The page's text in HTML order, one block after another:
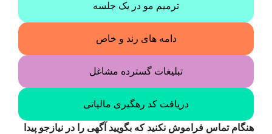
ترمیم مو در یک جلسه
دامه های رند و خاص
تبلیغات گسترده مشاغل
دریافت کد رهگیری مالیاتی
هنگام تماس فراموش نکنید که بگویید آگهی را در نیازجو پیدا